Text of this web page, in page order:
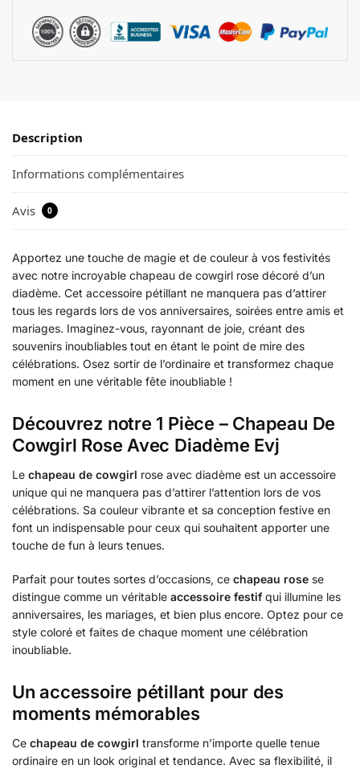
Description
Informations complémentaires
Avis 0
Apportez une touche de magie et de couleur à vos festivités
avec notre incroyable chapeau de cowgirl rose décoré d’un
diadème. Cet accessoire pétillant ne manquera pas d’attirer
tous les regards lors de vos anniversaires, soirées entre amis et
mariages. Imaginez-vous, rayonnant de joie, créant des
souvenirs inoubliables tout en étant le point de mire des
célébrations. Osez sortir de l’ordinaire et transformez chaque
moment en une véritable fête inoubliable !
Découvrez notre 1 Pièce – Chapeau De
Cowgirl Rose Avec Diadème Evj
Le chapeau de cowgirl rose avec diadème est un accessoire
unique qui ne manquera pas d’attirer l’attention lors de vos
célébrations. Sa couleur vibrante et sa conception festive en
font un indispensable pour ceux qui souhaitent apporter une
touche de fun à leurs tenues.
Parfait pour toutes sortes d’occasions, ce chapeau rose se
distingue comme un véritable accessoire festifqui illumine les
anniversaires, les mariages, et bien plus encore. Optez pour ce
style coloré et faites de chaque moment une célébration
inoubliable.
Un accessoire pétillant pour des
moments mémorables
Ce chapeau de cowgirl transforme n’importe quelle tenue
ordinaire en un look original et tendance. Avec sa flexibilité, il